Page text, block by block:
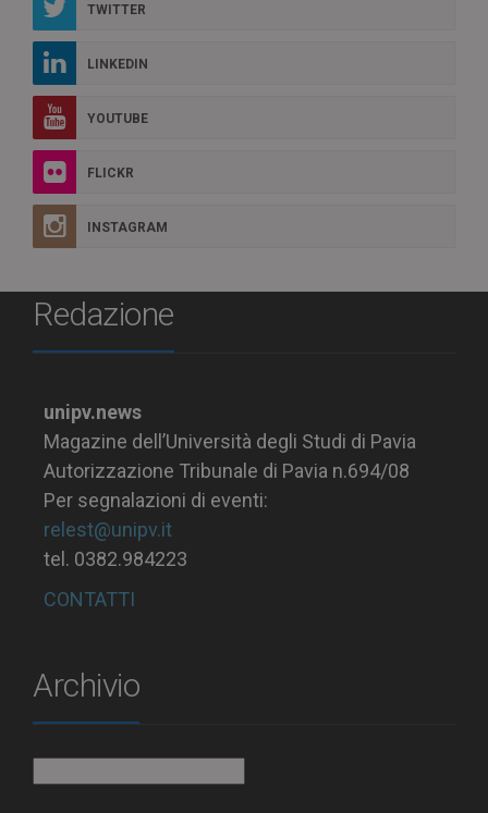
TWITTER
LINKEDIN
YOUTUBE
FLICKR
INSTAGRAM
Redazione
unipv.news
Magazine dell’Università degli Studi di Pavia
Autorizzazione Tribunale di Pavia n.694/08
Per segnalazioni di eventi:
relest@unipv.it
tel. 0382.984223
CONTATTI
Archivio